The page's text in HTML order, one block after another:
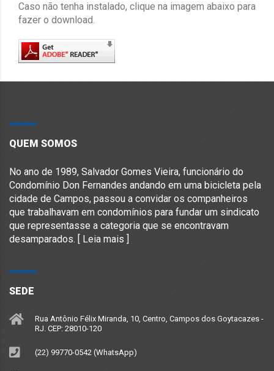
Caso não tenha instalado, clique na imagem abaixo para
fazer o download.
QUEM SOMOS
No ano de 1989, Salvador Gomes Vieira, funcionário do
Condomínio Don Fernandes andando em uma bicicleta pela
cidade de Campos, passou a convidar os companheiros
que trabalhavam em condomínios para fundar um sindicato
que representasse a categoria que se encontravam
desamparados. [ Leia mais ]
SEDE
Rua Antônio Félix Miranda, 10, Centro, Campos dos Goytacazes -
RJ. CEP: 28010-120
(22) 99770-0542 (WhatsApp)